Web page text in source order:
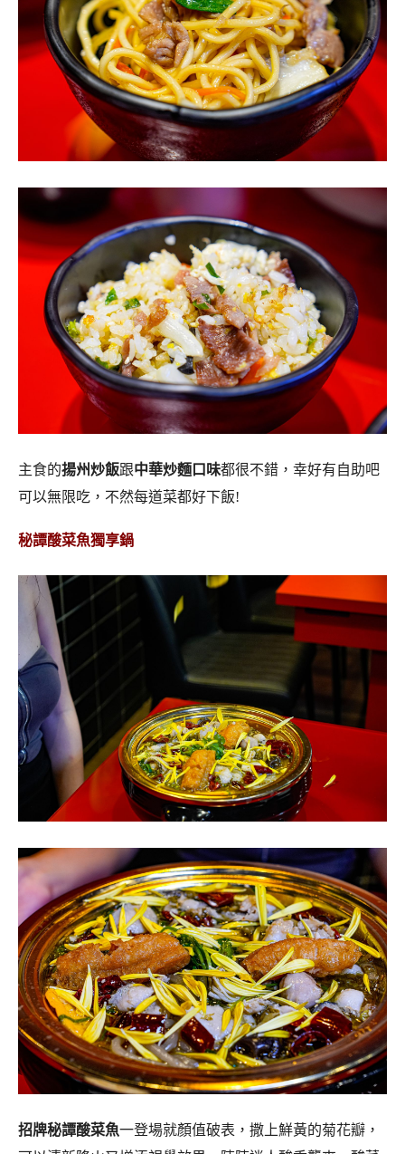
主食的揚州炒飯跟中華炒麵口味都很不錯，幸好有自助吧
可以無限吃，不然每道菜都好下飯!
秘譚酸菜魚獨享鍋
招牌秘譚酸菜魚一登場就顏值破表，撒上鮮黃的菊花瓣，